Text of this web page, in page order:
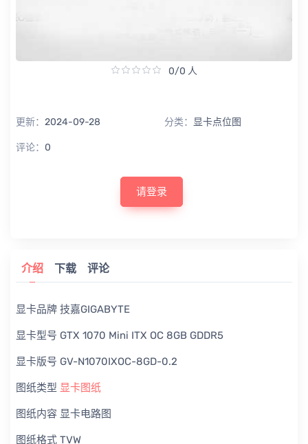
0/0 人
更新： 2024-09-28 分类： 显卡点位图
评论： 0
请登录
介绍 下载 评论
显卡品牌 技嘉GIGABYTE
显卡型号 GTX 1070 Mini ITX OC 8GB GDDR5
显卡版号 GV-N1070IXOC-8GD-0.2
图纸类型 显卡图纸
图纸内容 显卡电路图
图纸格式 TVW